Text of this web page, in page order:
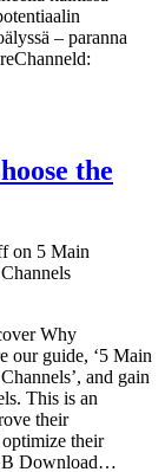
– paranna
the
on 5 Main
Why
our guide, ‘5 Main
and gain
This is an
their
their
Download…